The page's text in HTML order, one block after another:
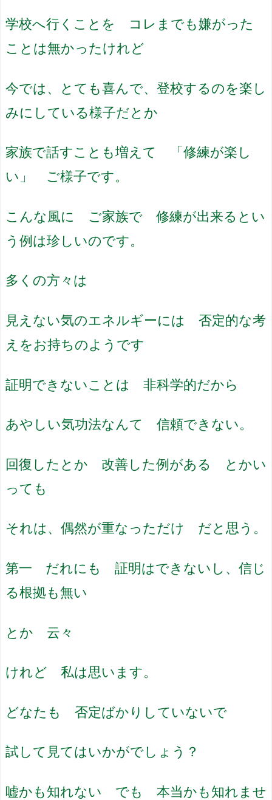
学校へ行くことを コレまでも嫌がった
ことは無かったけれど
今では、とても喜んで、登校するのを楽し
みにしている様子だとか
家族で話すことも増えて 「修練が楽し
い」 ご様子です。
こんな風に ご家族で 修練が出来るとい
う例は珍しいのです。
多くの方々は
見えない気のエネルギーには 否定的な考
えをお持ちのようです
証明できないことは 非科学的だから
あやしい気功法なんて 信頼できない。
回復したとか 改善した例がある とかい
っても
それは、偶然が重なっただけ だと思う。
第一 だれにも 証明はできないし、信じ
る根拠も無い
とか 云々
けれど 私は思います。
どなたも 否定ばかりしていないで
試して見てはいかがでしょう？
嘘かも知れない でも 本当かも知れませ